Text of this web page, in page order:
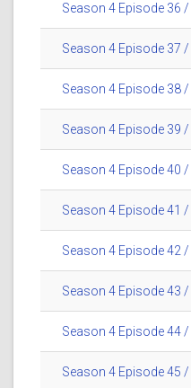
Season 4 Episode 36
Season 4 Episode 37
Season 4 Episode 38
Season 4 Episode 39
Season 4 Episode 40
Season 4 Episode 41
Season 4 Episode 42
Season 4 Episode 43
Season 4 Episode 44
Season 4 Episode 45